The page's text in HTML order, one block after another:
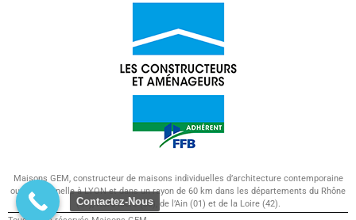
Maisons GEM, constructeur de maisons individuelles d’architecture contemporaine
ou traditionnelle à LYON et dans un rayon de 60 km dans les départements du Rhône
(69), Nord-Isère (38), de l’Ain (01) et de la Loire (42).
Contactez-Nous